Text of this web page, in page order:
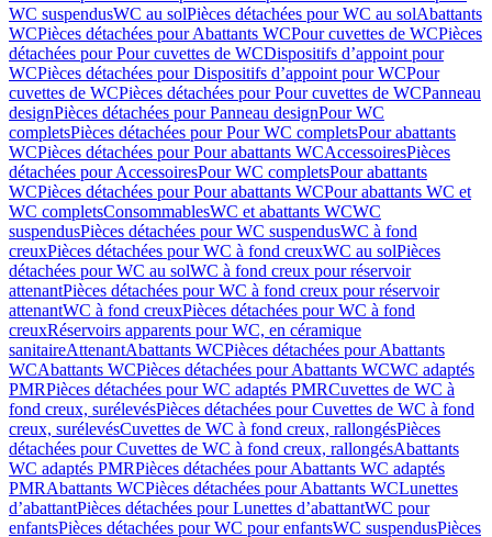
WC suspendusWC au solPièces détachées pour WC au solAbattants
WCPièces détachées pour Abattants WCPour cuvettes de WCPièces
détachées pour Pour cuvettes de WCDispositifs d’appoint pour
WCPièces détachées pour Dispositifs d’appoint pour WCPour
cuvettes de WCPièces détachées pour Pour cuvettes de WCPanneau
designPièces détachées pour Panneau designPour WC
completsPièces détachées pour Pour WC completsPour abattants
WCPièces détachées pour Pour abattants WCAccessoiresPièces
détachées pour AccessoiresPour WC completsPour abattants
WCPièces détachées pour Pour abattants WCPour abattants WC et
WC completsConsommablesWC et abattants WCWC
suspendusPièces détachées pour WC suspendusWC à fond
creuxPièces détachées pour WC à fond creuxWC au solPièces
détachées pour WC au solWC à fond creux pour réservoir
attenantPièces détachées pour WC à fond creux pour réservoir
attenantWC à fond creuxPièces détachées pour WC à fond
creuxRéservoirs apparents pour WC, en céramique
sanitaireAttenantAbattants WCPièces détachées pour Abattants
WCAbattants WCPièces détachées pour Abattants WCWC adaptés
PMRPièces détachées pour WC adaptés PMRCuvettes de WC à
fond creux, surélevésPièces détachées pour Cuvettes de WC à fond
creux, surélevésCuvettes de WC à fond creux, rallongésPièces
détachées pour Cuvettes de WC à fond creux, rallongésAbattants
WC adaptés PMRPièces détachées pour Abattants WC adaptés
PMRAbattants WCPièces détachées pour Abattants WCLunettes
d’abattantPièces détachées pour Lunettes d’abattantWC pour
enfantsPièces détachées pour WC pour enfantsWC suspendusPièces